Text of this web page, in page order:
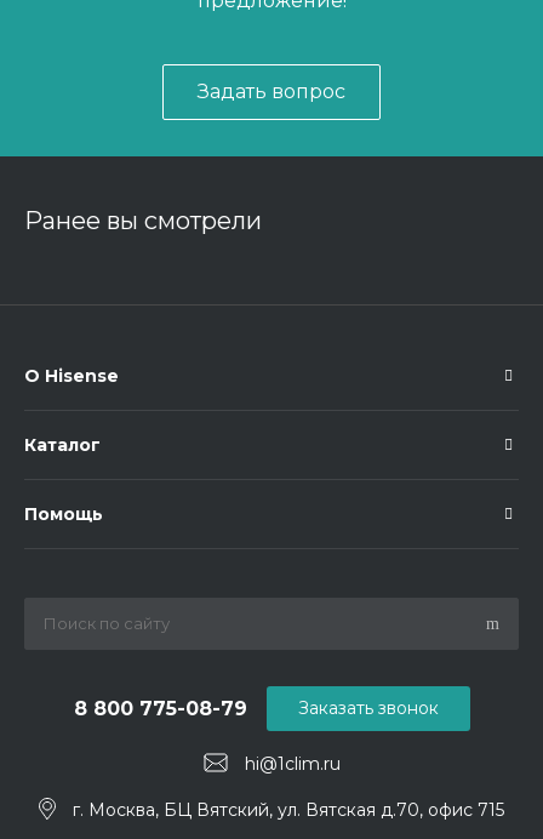
Задать вопрос
Ранее вы смотрели
О Hisense
Каталог
Помощь
hi@1clim.ru
8 800 775-08-79
г. Москва, БЦ Вятский, ул. Вятская д.70, офис 715
Заказать звонок